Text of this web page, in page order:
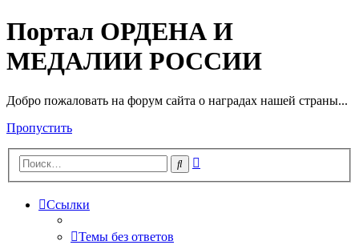
Портал ОРДЕНА И
МЕДАЛИИ РОССИИ
Добро пожаловать на форум сайта о наградах нашей страны...
Пропустить
Поиск
Ссылки
Темы без ответов